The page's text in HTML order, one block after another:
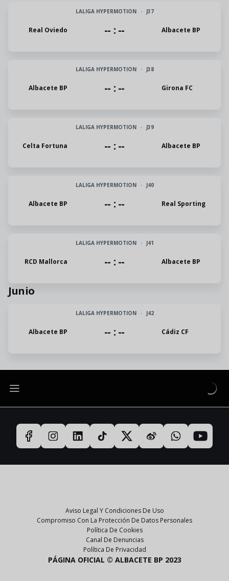
LALIGA HYPERMOTION · J37
Real Oviedo -- : -- Albacete BP
LALIGA HYPERMOTION · J38
Albacete BP -- : -- Girona FC
LALIGA HYPERMOTION · J39
Celta Fortuna -- : -- Albacete BP
LALIGA HYPERMOTION · J40
Albacete BP -- : -- Real Sporting
LALIGA HYPERMOTION · J41
RCD Mallorca -- : -- Albacete BP
Junio
LALIGA HYPERMOTION · J42
Albacete BP -- : -- Cádiz CF
Aviso Legal Y Condiciones De Uso
Compromiso Con La Protección De Datos Personales
Política De Cookies
Canal De Denuncias
Política De Privacidad
PÁGINA OFICIAL © ALBACETE BP 2023